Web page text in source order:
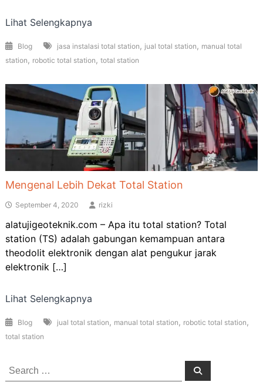
Lihat Selengkapnya
Blog jasa instalasi total station , jual total station , manual total
station , robotic total station , total station
Mengenal Lebih Dekat Total Station
September 4, 2020 rizki
alatujigeoteknik.com – Apa itu total station? Total
station (TS) adalah gabungan kemampuan antara
theodolit elektronik dengan alat pengukur jarak
elektronik […]
Lihat Selengkapnya
Blog jual total station, manual total station, robotic total station,
total station
Search
for:
Search